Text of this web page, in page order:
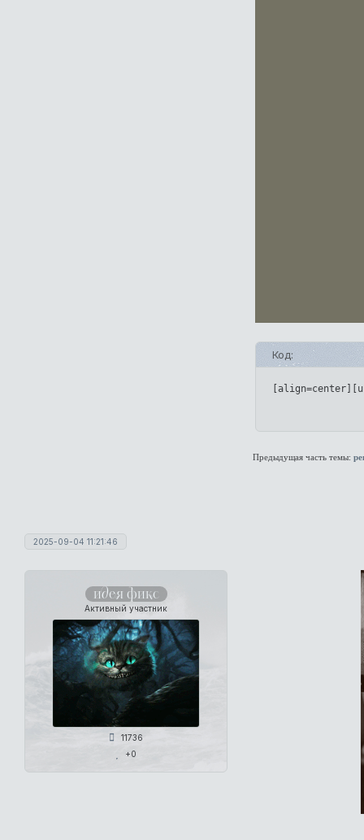
Код:
Предыдущая часть темы:
2025-09-04 11:21:46
идея фикс
Активный участник
11736
+0